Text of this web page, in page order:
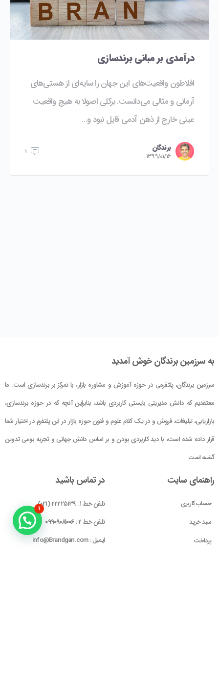
درآمدی بر مبانی برندسازی
افلاطون واقعیت‌های این جهان را سایه‌ای از هستی‌های
آرمانی و مثالی می‌دانست. برکلی اصولا به هیچ واقعیت
عینی خارج از ذهن آدمی قایل نبود و…
برندگان
۱۳۹۹/۰۱/۱۶ ۱
به سرزمین برندگان خوش آمدید
سرزمین برندگان، پلتفرمی در حوزه آموزش و مشاوره بازار، با تمرکز بر برندسازی است. ما
معتقدیم که دانش مدیریتی بایستی کاربردی باشد، بنابراین آنچه که در حوزه برندسازی،
بازاریابی، تبلیغات، فروش و در یک کلام علوم و فنون حوزه بازار در این پلتفرم در اختیار شما
قرار داده شده است، با دید کاربردی بودن و بر اساس دانش جهانی و تجربه بومی تدوین
گشته است
راهنمای سایت
حساب کاربری
سبد خرید
پرداخت
در تماس باشید
تلفن خط ۱ : ۲۲۲۲۵۱۳۹ (۰۲۱)
تلفن خط ۲ :
۰۹۹۰۹۰۸۱۰۰۶
ایمیل : info@Brandgan.com
۱